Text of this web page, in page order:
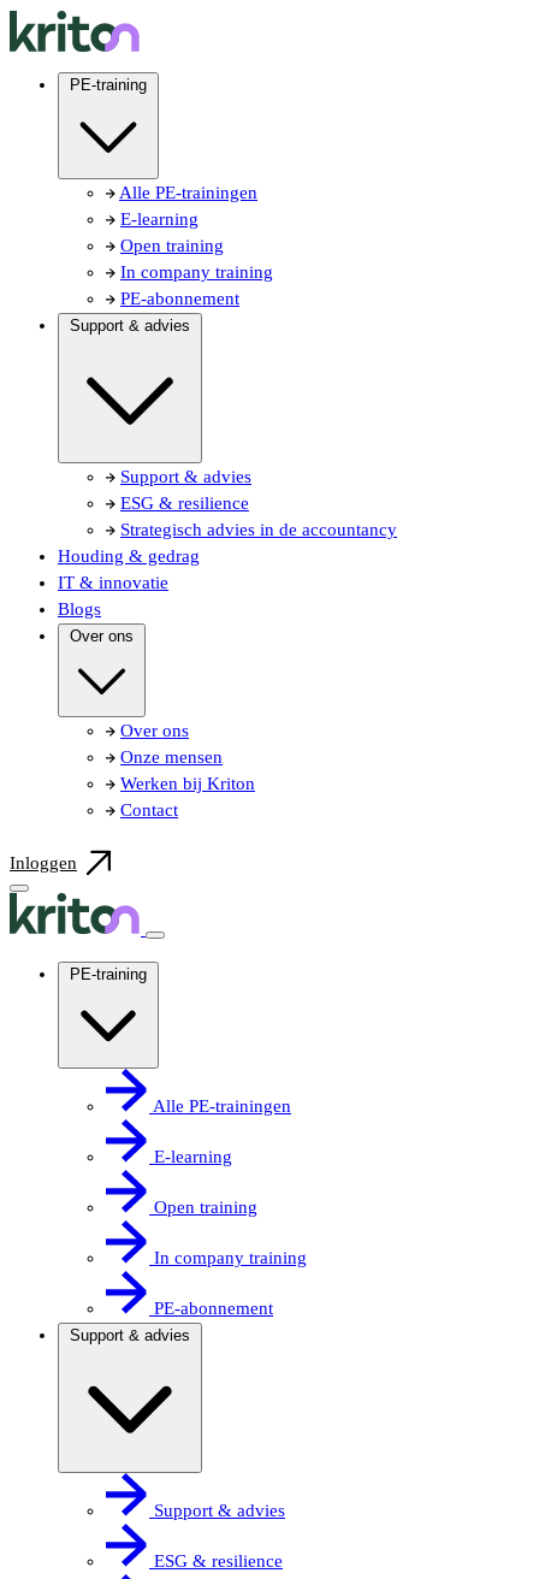
PE-training
Alle PE-trainingen
E-learning
Open training
In company training
PE-abonnement
Support & advies
Support & advies
ESG & resilience
Strategisch advies in de accountancy
Houding & gedrag
IT & innovatie
Blogs
Over ons
Over ons
Onze mensen
Werken bij Kriton
Contact
Inloggen
PE-training
Alle PE-trainingen
E-learning
Open training
In company training
PE-abonnement
Support & advies
Support & advies
ESG & resilience